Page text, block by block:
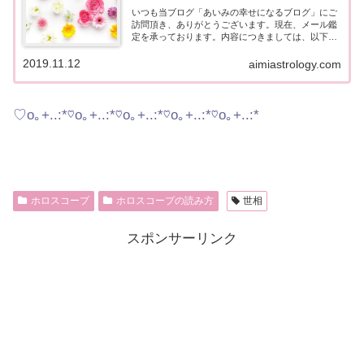
いつも当ブログ「あいみの幸せになるブログ」にご
訪問頂き、ありがとうございます。現在、メール鑑
定を承っております。内容につきましては、以下の
りまして、鑑定お届けまで通常よりお待たせしてし
aimiastrology.com
2019.11.12
♡o｡+..:*♡o｡+..:*♡o｡+..:*♡o｡+..:*♡o｡+..:*
ホロスコープ ホロスコープの読み方 世相
スポンサーリンク